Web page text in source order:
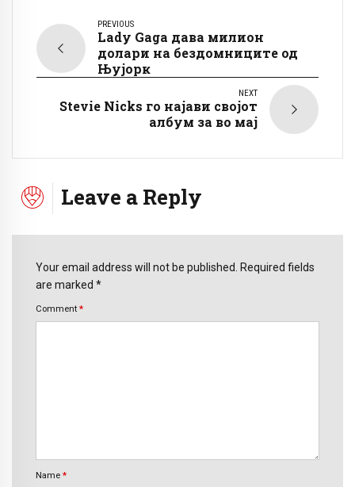
PREVIOUS
Lady Gaga дава милион
долари на бездомниците од
Њујорк
NEXT
Stevie Nicks го најави својот
албум за во мај
Leave a Reply
Your email address will not be published. Required fields
are marked *
Comment *
Name *